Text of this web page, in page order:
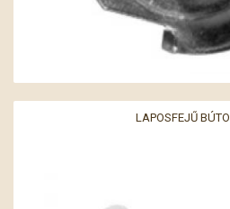
LAPOSFEJŰ